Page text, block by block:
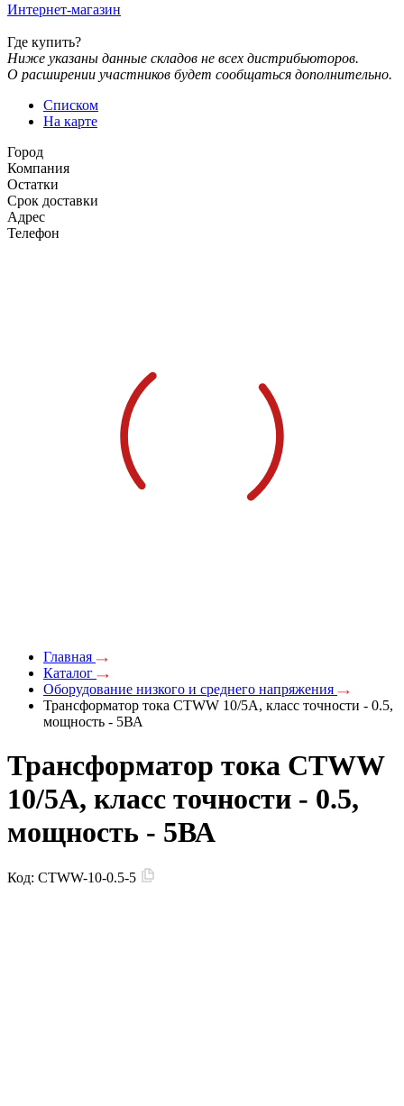
Интернет-магазин
Где купить?
Ниже указаны данные складов не всех дистрибьюторов.
О расширении участников будет сообщаться дополнительно.
Списком
На карте
Город
Компания
Остатки
Срок доставки
Адрес
Телефон
Главная
Каталог
Оборудование низкого и среднего напряжения
Трансформатор тока CTWW 10/5А, класс точности - 0.5,
мощность - 5ВА
Трансформатор тока CTWW
10/5А, класс точности - 0.5,
мощность - 5ВА
Код: CTWW-10-0.5-5